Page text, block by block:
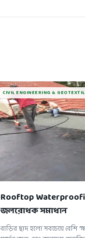
CIVIL ENGINEERING &
Rooftop
জলরোধক সমাধান
বাড়ির ছাদ হলো সবচেয়ে বেশি